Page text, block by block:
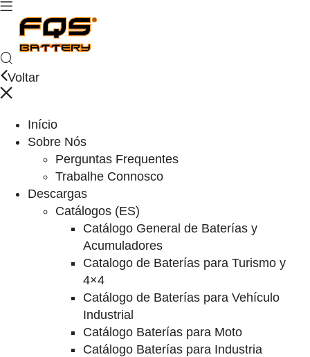
Voltar
Início
Sobre Nós
Perguntas Frequentes
Trabalhe Connosco
Descargas
Catálogos (ES)
Catálogo General de Baterías y
Acumuladores
Catalogo de Baterías para Turismo y
4×4
Catálogo de Baterías para Vehículo
Industrial
Catálogo Baterías para Moto
Catálogo Baterías para Industria